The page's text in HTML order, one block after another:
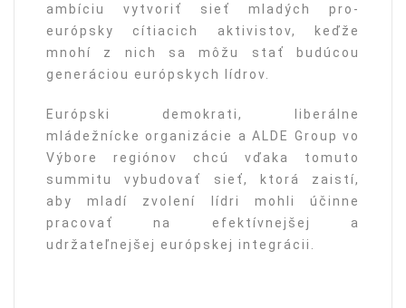
ambíciu vytvoriť sieť mladých pro-
európsky cítiacich aktivistov, keďže
mnohí z nich sa môžu stať budúcou
generáciou európskych lídrov.
Európski demokrati, liberálne
mládežnícke organizácie a ALDE Group vo
Výbore regiónov chcú vďaka tomuto
summitu vybudovať sieť, ktorá zaistí,
aby mladí zvolení lídri mohli účinne
pracovať na efektívnejšej a
udržateľnejšej európskej integrácii.